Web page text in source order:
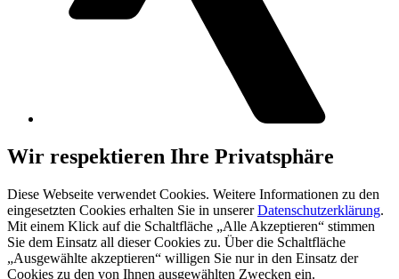
Wir respektieren Ihre Privatsphäre
Diese Webseite verwendet Cookies. Weitere Informationen zu den
eingesetzten Cookies erhalten Sie in unsererDatenschutzerklärung.
Mit einem Klick auf die Schaltfläche „Alle Akzeptieren“ stimmen
Sie dem Einsatz all dieser Cookies zu. Über die Schaltfläche
„Ausgewählte akzeptieren“ willigen Sie nur in den Einsatz der
Cookies zu den von Ihnen ausgewählten Zwecken ein.